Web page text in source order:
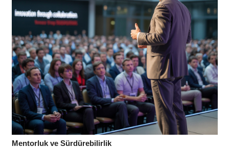
Mentorluk ve Sürdürebilirlik